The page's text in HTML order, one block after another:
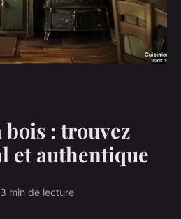
: trouvez
et authentique
3 min de lecture